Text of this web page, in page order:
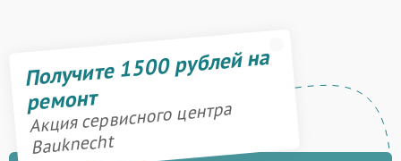
Получите 1500 рублей на
ремонт
Акция сервисного центра
Bauknecht